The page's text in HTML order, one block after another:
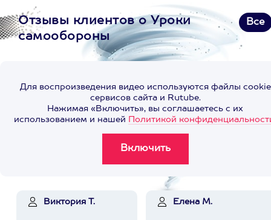
Отзывы клиентов о Уроки
самообороны
Все
Для воспроизведения видео используются файлы cookie
сервисов сайта и Rutube.
Нажимая «Включить», вы соглашаетесь с их
использованием и нашей Политикой
Виктория Т. Елена М.